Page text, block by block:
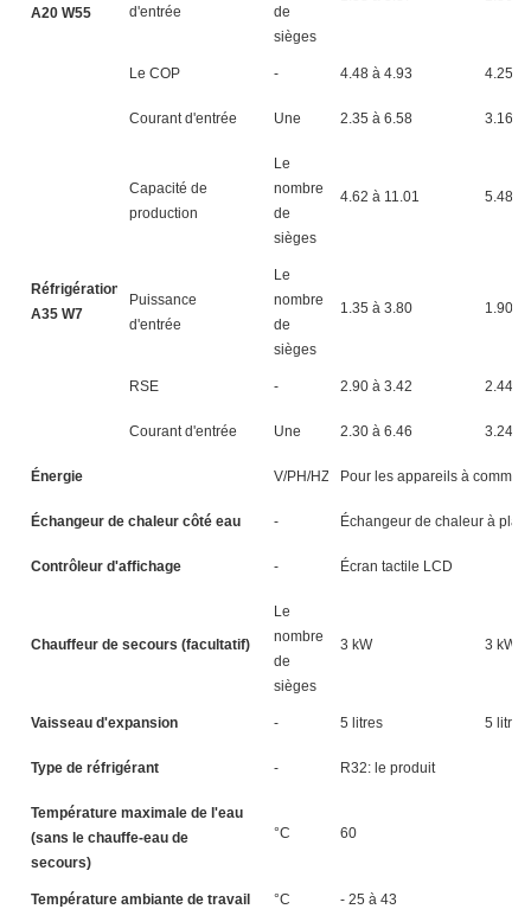
A20 W55
d'entrée
de
sièges
Le COP - 4.48 à 4.93 4.25 à
Courant d'entrée Une 2.35 à 6.58 3.16 à
Réfrigération4
A35 W7
Capacité de
production
Le
nombre
de
sièges
4.62 à 11.01 5.48 à
Puissance
d'entrée
Le
nombre
de
sièges
1.35 à 3.80 1.90 à
RSE - 2.90 à 3.42 2.44 à
Courant d'entrée Une 2.30 à 6.46 3.24 à
Énergie V/PH/HZ Pour les appareils à
Échangeur de chaleur côté eau - Échangeur de chaleur à
Contrôleur d'affichage - Écran tactile LCD
Chauffeur de secours (facultatif)
Le
nombre
de
sièges
3 kW 3 kW
Vaisseau d'expansion - 5 litres 5 litres
Type de réfrigérant - R32: le produit
Température maximale de l'eau
(sans le chauffe-eau de
secours)
°C 60
Température ambiante de travail °C - 25 à 43